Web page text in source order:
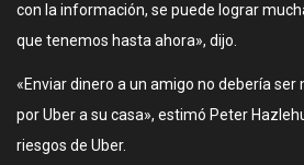
con la información, se puede lograr
que tenemos hasta ahora», dijo.
«Enviar dinero a un amigo no debería ser
por Uber a su casa», estimó Peter
riesgos de Uber.